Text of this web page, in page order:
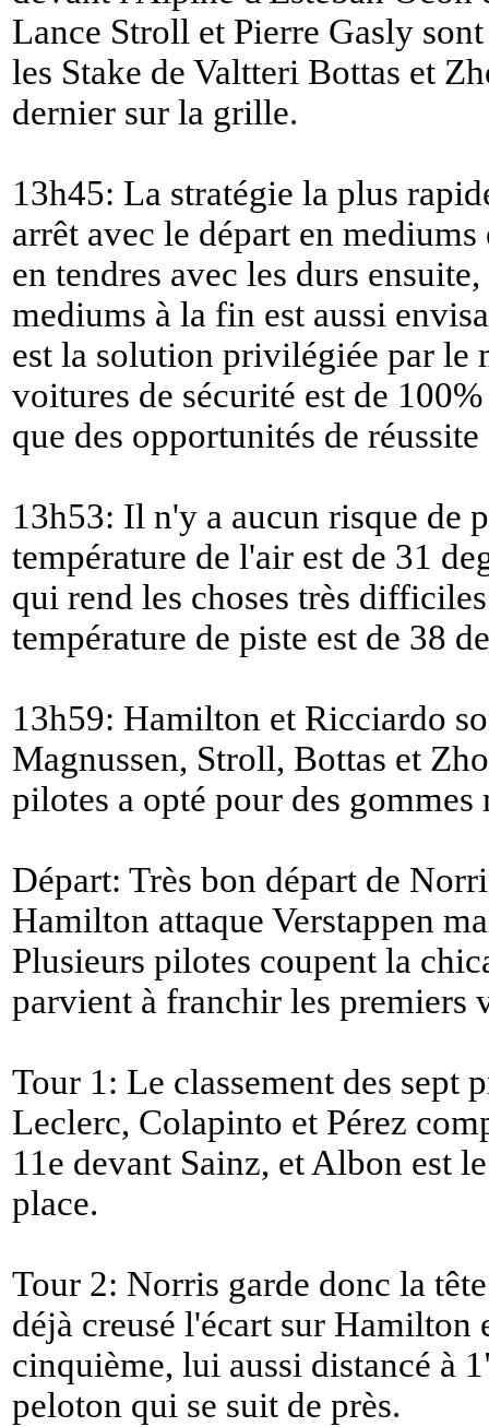
Lance Stroll et Pierre Gasly
les Stake de Valtteri Bottas et
dernier sur la grille.
13h45: La stratégie la plus
arrêt avec le départ en
en tendres avec les durs
mediums à la fin est aussi
est la solution privilégiée par le
voitures de sécurité est de
que des opportunités de
13h53: Il n'y a aucun risque de
température de l'air est de 31
qui rend les choses très
température de piste est de 38
13h59: Hamilton et Ricciardo
Magnussen, Stroll, Bottas et
pilotes a opté pour des gommes
Départ: Très bon départ de
Hamilton attaque Verstappen
Plusieurs pilotes coupent la
parvient à franchir les premiers
Tour 1: Le classement des sept
Leclerc, Colapinto et Pérez
11e devant Sainz, et Albon est
place.
Tour 2: Norris garde donc la
déjà creusé l'écart sur Hamilton
cinquième, lui aussi distancé à
peloton qui se suit de près.